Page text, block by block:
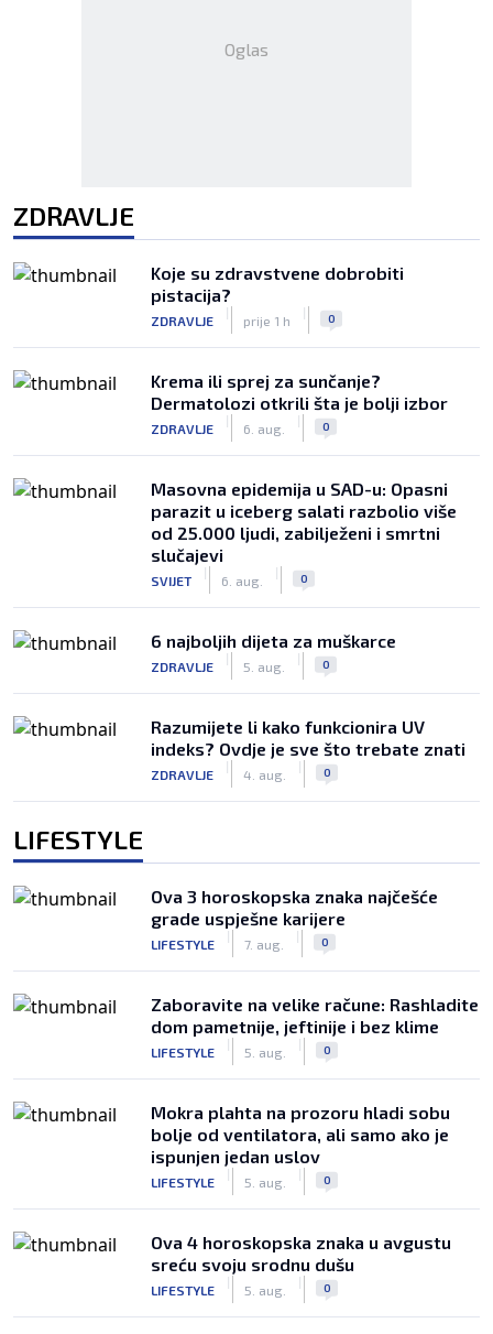
Oglas
ZDRAVLJE
Koje su zdravstvene dobrobiti
pistacija?
ZDRAVLJE
|
prije 1 h
| 0
Krema ili sprej za sunčanje?
Dermatolozi otkrili šta je bolji izbor
ZDRAVLJE
|
6. aug.
| 0
Masovna epidemija u SAD-u: Opasni
parazit u iceberg salati razbolio više
od 25.000 ljudi, zabilježeni i smrtni
slučajevi
SVIJET
|
6. aug.
| 0
6 najboljih dijeta za muškarce
ZDRAVLJE
|
5. aug.
| 0
Razumijete li kako funkcionira UV
indeks? Ovdje je sve što trebate znati
ZDRAVLJE
|
4. aug.
| 0
LIFESTYLE
Ova 3 horoskopska znaka najčešće
grade uspješne karijere
LIFESTYLE
|
7. aug.
| 0
Zaboravite na velike račune: Rashladite
dom pametnije, jeftinije i bez klime
LIFESTYLE
|
5. aug.
| 0
Mokra plahta na prozoru hladi sobu
bolje od ventilatora, ali samo ako je
ispunjen jedan uslov
LIFESTYLE
|
5. aug.
| 0
Ova 4 horoskopska znaka u avgustu
sreću svoju srodnu dušu
LIFESTYLE
|
5. aug.
| 0